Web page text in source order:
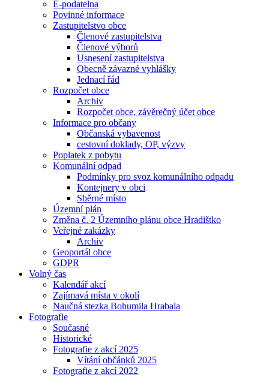
E-podatelna
Povinné informace
Zastupitelstvo obce
Členové zastupitelstva
Členové výborů
Usnesení zastupitelstva
Obecně závazné vyhlášky
Jednací řád
Rozpočet obce
Archiv
Rozpočet obce, závěrečný účet obce
Informace pro občany
Občanská vybavenost
cestovní doklady, OP, výzvy
Poplatek z pobytu
Komunální odpad
Podmínky pro svoz komunálního odpadu
Kontejnery v obci
Sběrné místo
Územní plán
Změna č. 2 Územního plánu obce Hradištko
Veřejné zakázky
Archiv
Geoportál obce
GDPR
Volný čas
Kalendář akcí
Zajímavá místa v okolí
Naučná stezka Bohumila Hrabala
Fotografie
Současné
Historické
Fotografie z akcí 2025
Vítání občánků 2025
Fotografie z akcí 2022